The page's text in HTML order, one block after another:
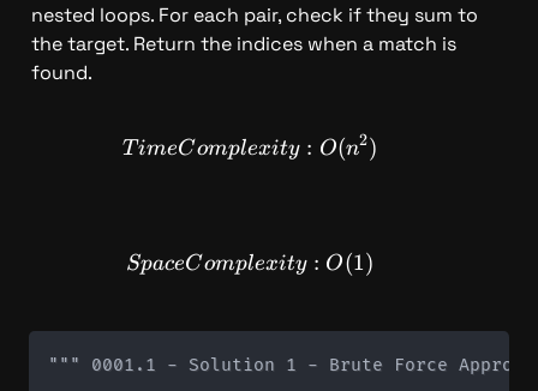
nested loops. For each pair, check if they sum to
the target. Return the indices when a match is
found.
TimeComplexity: O(n^2)
T imeComplexity : O(n2)
SpaceComplexity: O(1)
SpaceComplexity : O(1)
""" 0001.1 - Solution 1 - Brute Force